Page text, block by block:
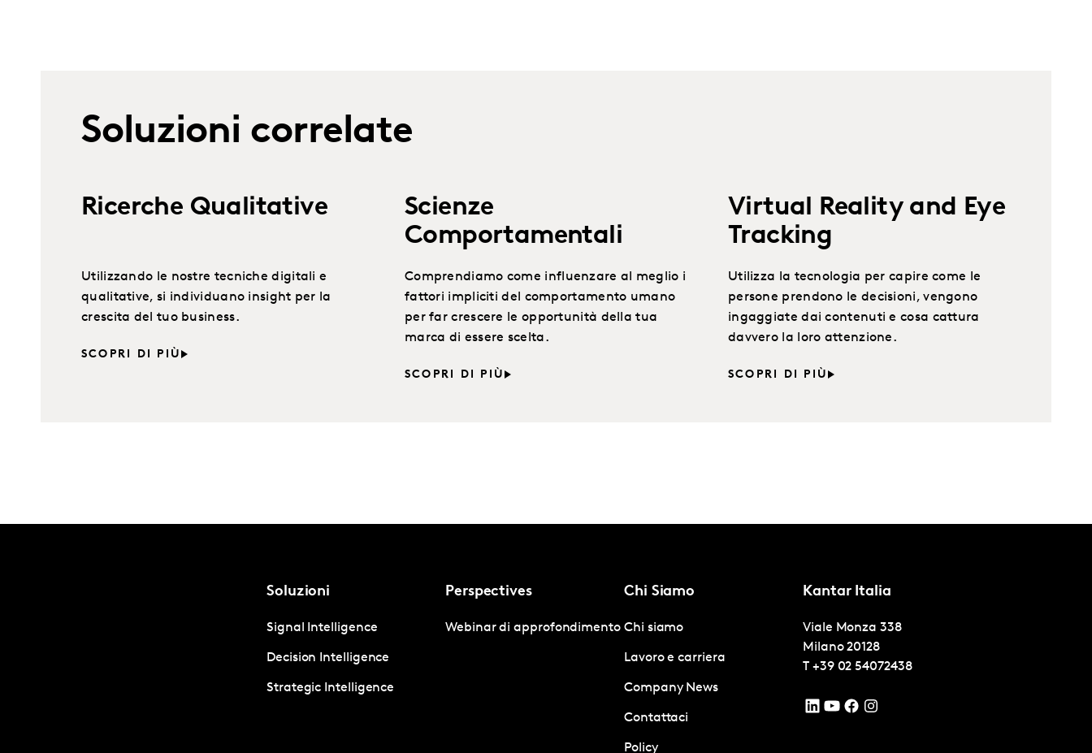
Soluzioni correlate
Ricerche Qualitative
Utilizzando le nostre tecniche digitali e
qualitative, si individuano insight per la
crescita del tuo business.
SCOPRI DI PIÙ
Scienze
Comportamentali
Comprendiamo come influenzare al meglio i
fattori impliciti del comportamento umano
per far crescere le opportunità della tua
marca di essere scelta.
SCOPRI DI PIÙ
Virtual Reality and Eye
Tracking
Utilizza la tecnologia per capire come le
persone prendono le decisioni, vengono
ingaggiate dai contenuti e cosa cattura
davvero la loro attenzione.
SCOPRI DI PIÙ
Soluzioni
Signal Intelligence
Decision Intelligence
Strategic Intelligence
Perspectives
Webinar di approfondimento
Chi Siamo
Chi siamo
Lavoro e carriera
Company News
Contattaci
Policy
Kantar Italia
Viale Monza 338
Milano 20128
T +39 02 54072438